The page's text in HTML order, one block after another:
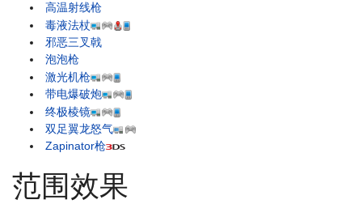
高温射线枪
毒液法杖
邪恶三叉戟
泡泡枪
激光机枪
带电爆破炮
终极棱镜
双足翼龙怒气
Zapinator枪
范围效果